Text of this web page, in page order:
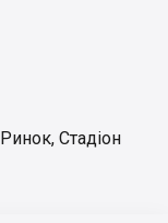
Ринок, Стадіон